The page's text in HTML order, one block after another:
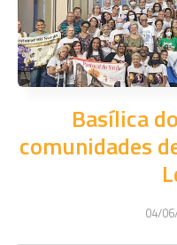
Basílica
comunidades
04/